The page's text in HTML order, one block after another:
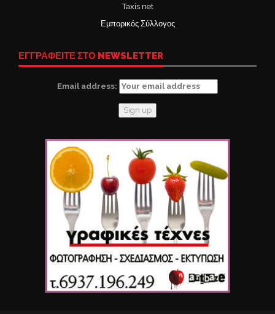
Taxis net
Εμπορικός Σύλλογος
ΕΓΓΡΑΦΕΙΤΕ ΣΤΟ NEWSLETTER
Email address: